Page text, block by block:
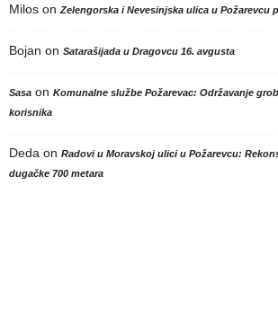
Milos on Zelengorska i Nevesinjska ulica u Požarevcu
Bojan on Satarašijada u Dragovcu 16. avgusta
Sasa on Komunalne službe Požarevac: Održavanje
korisnika
Deda on Radovi u Moravskoj ulici u Požarevcu:
dugačke 700 metara